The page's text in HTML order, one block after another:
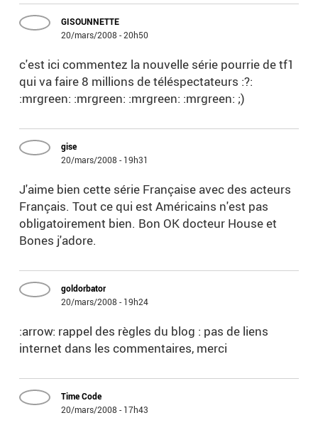
GISOUNNETTE
20/mars/2008 - 20h50
c'est ici commentez la nouvelle série pourrie de tf1
qui va faire 8 millions de téléspectateurs :?:
:mrgreen: :mrgreen: :mrgreen: :mrgreen: ;)
gise
20/mars/2008 - 19h31
J'aime bien cette série Française avec des acteurs
Français. Tout ce qui est Américains n'est pas
obligatoirement bien. Bon OK docteur House et
Bones j'adore.
goldorbator
20/mars/2008 - 19h24
:arrow: rappel des règles du blog : pas de liens
internet dans les commentaires, merci
Time Code
20/mars/2008 - 17h43